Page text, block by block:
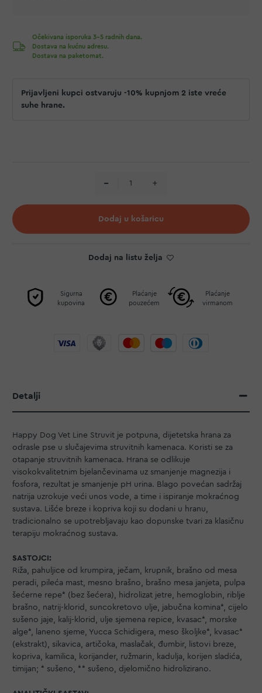
Očekivana isporuka 3-5 radnih dana.
Dostava na kućnu adresu.
Dostava na paketomat.
Prijavljeni kupci ostvaruju -10% kupnjom 2 iste vreće
suhe hrane.
Dodaj u košaricu
Dodaj na listu želja
Sigurna
kupovina
Plaćanje
pouzećem
Plaćanje
virmanom
Detalji
Happy Dog Vet Line Struvit je potpuna, dijetetska hrana za
odrasle pse u slučajevima struvitnih kamenaca. Koristi se za
otapanje struvitnih kamenaca. Hrana se odlikuje
visokokvalitetnim bjelančevinama uz smanjenje magnezija i
fosfora, rezultat je smanjenje pH urina. Blago povećan sadržaj
natrija uzrokuje veći unos vode, a time i ispiranje mokraćnog
sustava. Lišće breze i kopriva koji su dodani u hranu,
tradicionalno se upotrebljavaju kao dopunske tvari za klasičnu
terapiju mokraćnog sustava.
SASTOJCI:
Riža, pahuljice od krumpira, ječam, krupnik, brašno od mesa
peradi, pileća mast, mesno brašno, brašno mesa janjeta, pulpa
šećerne repe* (bez šećera), hidrolizat jetre, hemoglobin, riblje
brašno, natrij-klorid, suncokretovo ulje, jabučna komina*, cijelo
sušeno jaje, kalij-klorid, ulje sjemena repice, kvasac*, morske
alge*, laneno sjeme, Yucca Schidigera, meso školjke*, kvasac*
(ekstrakt), sikavica, artičoka, maslačak, đumbir, listovi breze,
kopriva, kamilica, korijander, ružmarin, kadulja, korijen sladića,
timijan; * sušeno, ** sušeno, djelomično hidrolizirano.